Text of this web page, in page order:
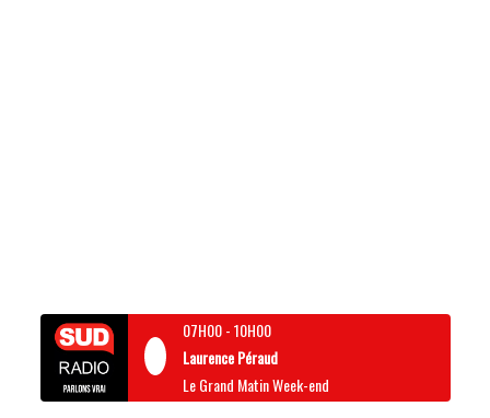
07H00-10H00
Laurence Péraud
Le Grand Matin Week-end